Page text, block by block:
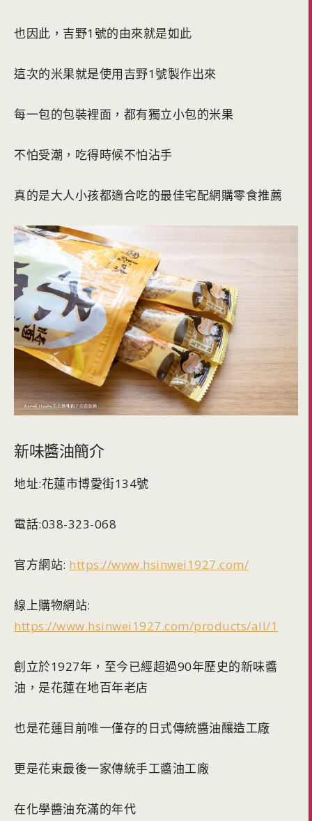
也因此，吉野1號的由來就是如此
這次的米果就是使用吉野1號製作出來
每一包的包裝裡面，都有獨立小包的米果
不怕受潮，吃得時候不怕沾手
真的是大人小孩都適合吃的最佳宅配網購零食推薦
新味醬油簡介
地址:花蓮市博愛街134號
電話:038-323-068
官方網站: https://www.hsinwei1927.com/
線上購物網站:
https://www.hsinwei1927.com/products/all/1
創立於1927年，至今已經超過90年歷史的新味醬
油，是花蓮在地百年老店
也是花蓮目前唯一僅存的日式傳統醬油釀造工廠
更是花東最後一家傳統手工醬油工廠
在化學醬油充滿的年代